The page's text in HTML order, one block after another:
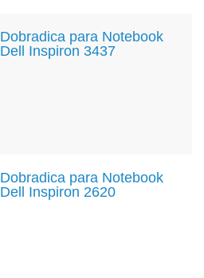
Dobradica para Notebook
Dell Inspiron 3437
Dobradica para Notebook
Dell Inspiron 2620